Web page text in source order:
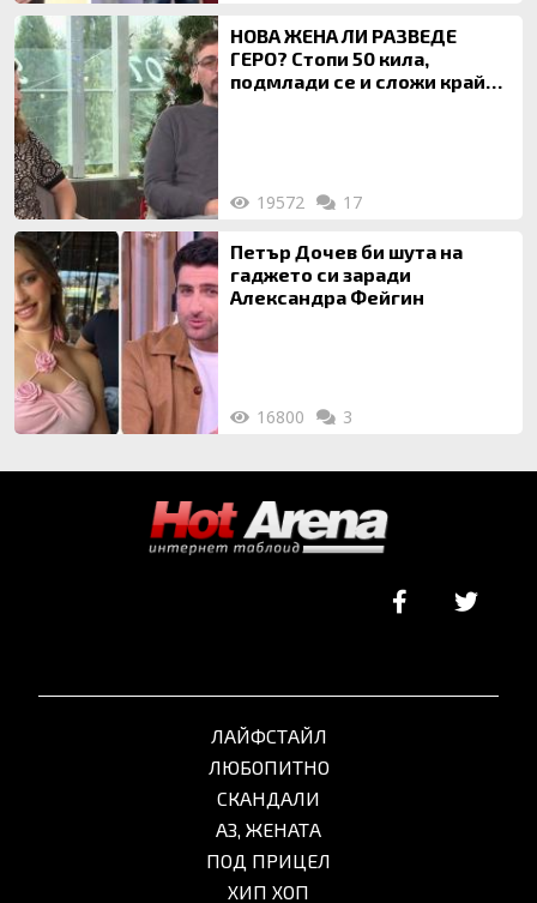
НОВА ЖЕНА ЛИ РАЗВЕДЕ
ГЕРО? Стопи 50 кила,
подмлади се и сложи край
19572 17
Петър Дочев би шута на
гаджето си заради
Александра Фейгин
16800 3
ЛАЙФСТАЙЛ
ЛЮБОПИТНО
СКАНДАЛИ
АЗ, ЖЕНАТА
ПОД ПРИЦЕЛ
ХИП ХОП